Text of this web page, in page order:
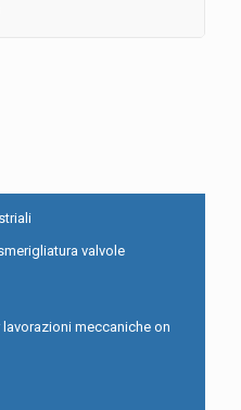
valvole
meccaniche on